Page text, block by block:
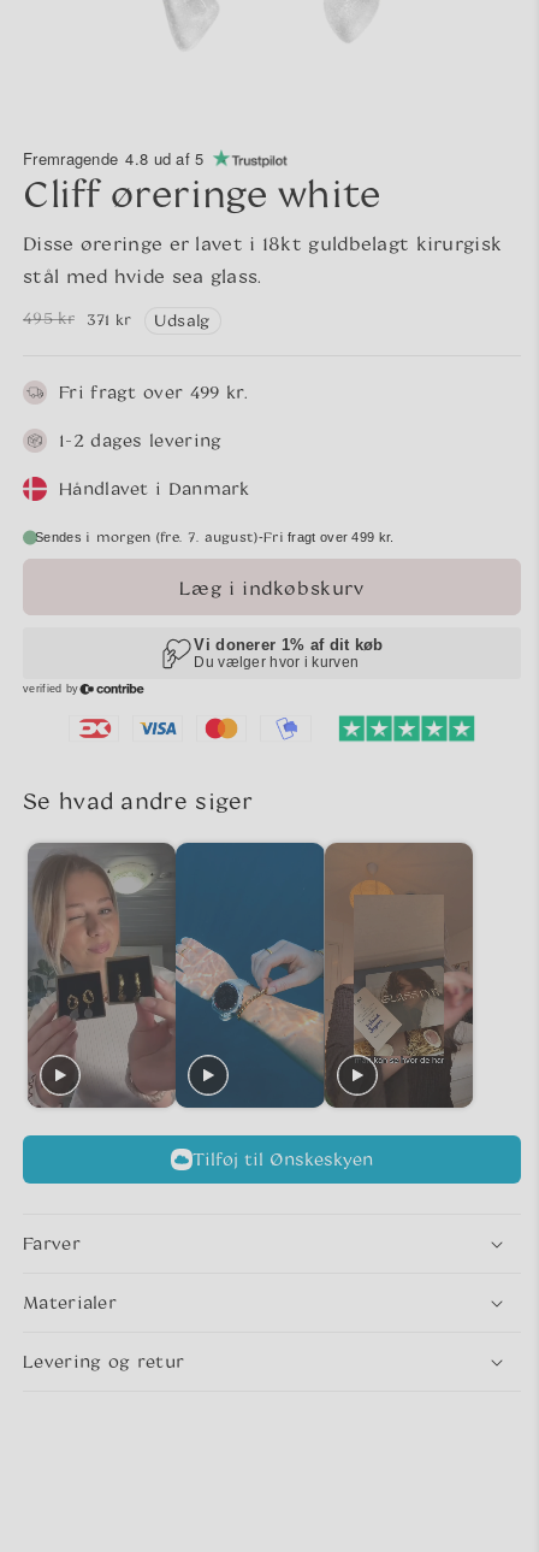
Fremragende 4.8 ud af 5
Cliff øreringe white
Disse øreringe er lavet i 18kt guldbelagt kirurgisk
stål med hvide sea glass.
Normalpris
495 kr
Udsalgspris371 kr Udsalg
Fri fragt over 499 kr.
1-2 dages levering
Håndlavet i Danmark
Sendes i morgen (fre. 7. august)-Fri fragt over 499 kr.
Læg i indkøbskurv
Se hvad andre siger
Tilføj til Ønskeskyen
Farver
Materialer
Levering og retur